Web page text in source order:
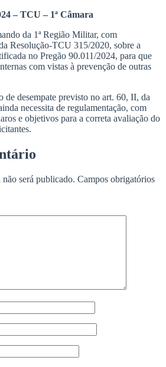
– TCU – 1ª Câmara
da 1ª Região Militar, com
Resolução-TCU 315/2020, sobre a
no Pregão 90.011/2024, para que
com vistas à prevenção de outras
de desempate previsto no art. 60, II, da
necessita de regulamentação, com
e objetivos para a correta avaliação do
será publicado. Campos obrigatórios